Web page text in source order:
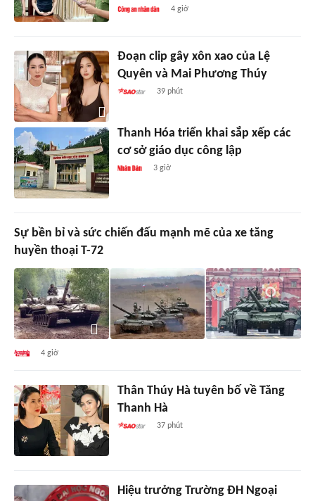
4 giờ
Đoạn clip gây xôn xao của Lệ
Quyên và Mai Phương Thúy
39 phút
Thanh Hóa triển khai sắp xếp các
cơ sở giáo dục công lập
3 giờ
Sự bền bỉ và sức chiến đấu mạnh mẽ của xe tăng
huyền thoại T-72
4 giờ
Thân Thúy Hà tuyên bố về Tăng
Thanh Hà
37 phút
Hiệu trưởng Trường ĐH Ngoại